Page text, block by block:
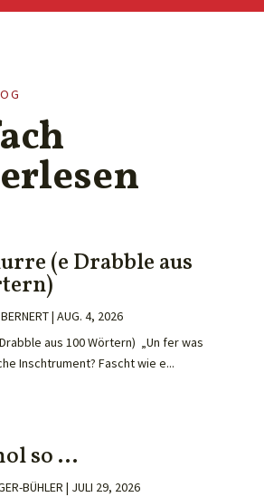
(e Drabble aus
| AUG. 4, 2026
aus 100 Wörtern) „Un fer was
Inschtrument? Fascht wie e...
so …
BÜHLER | JULI 29, 2026